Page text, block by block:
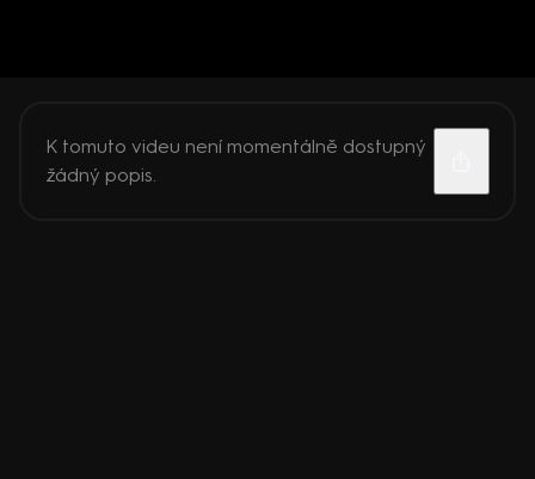
K tomuto videu není momentálně dostupný
žádný popis.